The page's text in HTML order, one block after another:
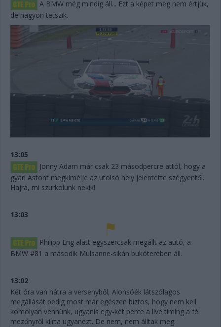
A BMW még mindig áll... Ezt a képet meg nem értjük,
de nagyon tetszik.
13:05
Jonny Adam már csak 23 másodpercre attól, hogy a
gyári Astont megkímélje az utolsó hely jelentette szégyentől.
Hajrá, mi szurkolunk nekik!
13:03
Philipp Eng alatt egyszercsak megállt az autó, a
BMW #81 a második Mulsanne-sikán bukóterében áll.
13:02
Két óra van hátra a versenyből, Alonsóék látszólagos
megállását pedig most már egészen biztos, hogy nem kell
komolyan vennünk, ugyanis egy-két perce a live timing a fél
mezőnyről kiírta ugyanezt. De nem, nem álltak meg.